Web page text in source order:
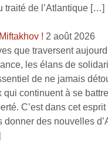
traité de l’Atlantique […]
! 2 août 2026
que traversent
les élans de
de ne jamais
qui continuent à se
C’est dans cet
donner des nouvelles